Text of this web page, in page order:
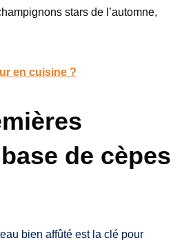
stars de l’automne,
en cuisine ?
de cèpes
bien affûté est la clé pour